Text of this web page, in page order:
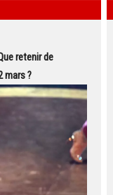
retenir de
mars ?